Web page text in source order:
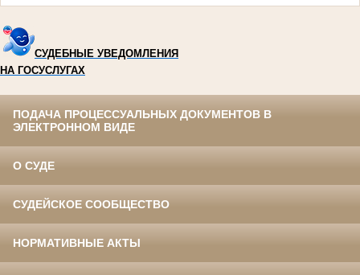
СУДЕБНЫЕ УВЕДОМЛЕНИЯ
НА ГОСУСЛУГАХ
ПОДАЧА ПРОЦЕССУАЛЬНЫХ ДОКУМЕНТОВ В
ЭЛЕКТРОННОМ ВИДЕ
О СУДЕ
СУДЕЙСКОЕ СООБЩЕСТВО
НОРМАТИВНЫЕ АКТЫ